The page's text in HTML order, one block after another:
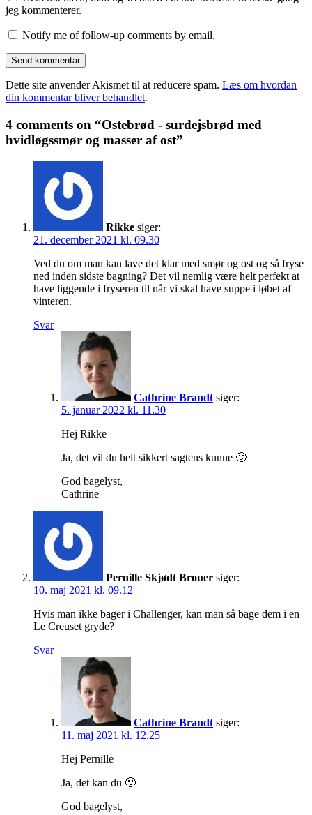
jeg kommenterer.
Notify me of follow-up comments by email.
Dette site anvender Akismet til at reducere spam. Læs om hvordan
din kommentar bliver behandlet.
4 comments on “Ostebrød - surdejsbrød med
hvidløgssmør og masser af ost”
Rikke siger:
21. december 2021 kl. 09.30
Ved du om man kan lave det klar med smør og ost og så fryse
ned inden sidste bagning? Det vil nemlig være helt perfekt at
have liggende i fryseren til når vi skal have suppe i løbet af
vinteren.
Svar
Cathrine Brandt siger:
5. januar 2022 kl. 11.30
Hej Rikke
Ja, det vil du helt sikkert sagtens kunne 🙂
God bagelyst,
Cathrine
Pernille Skjødt Brouer siger:
10. maj 2021 kl. 09.12
Hvis man ikke bager i Challenger, kan man så bage dem i en
Le Creuset gryde?
Svar
Cathrine Brandt siger:
11. maj 2021 kl. 12.25
Hej Pernille
Ja, det kan du 🙂
God bagelyst,